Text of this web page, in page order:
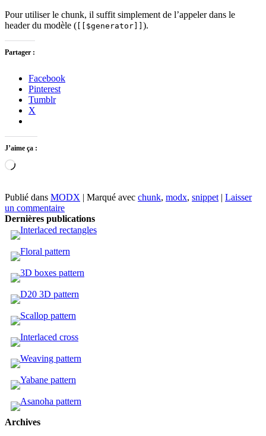
Pour utiliser le chunk, il suffit simplement de l’appeler dans le
header du modèle ( [[$generator]] ).
Partager :
Facebook
Pinterest
Tumblr
X
J’aime ça :
Chargement…
Publié dans MODX | Marqué avec chunk, modx, snippet | Laisser
un commentaire
Dernières publications
Archives